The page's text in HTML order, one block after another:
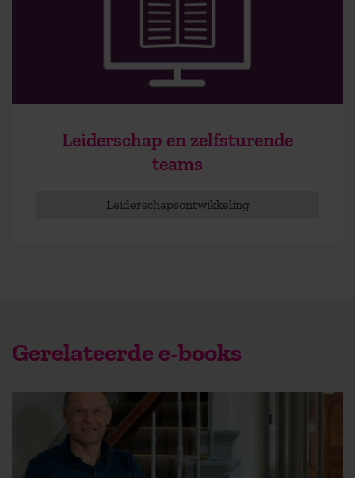
Leiderschap en zelfsturende
teams
Leiderschapsontwikkeling
Gerelateerde e-books